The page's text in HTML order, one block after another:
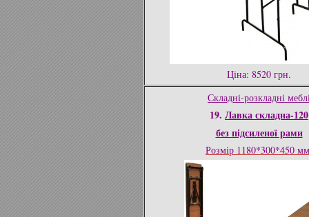
Ціна: 8520 грн.
Складні-розкладні
19. Лавка складна-120
без підсиленої рами
Розмір 1180*300*450